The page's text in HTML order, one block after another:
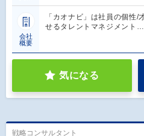
会社
概要
「カオナビ」は社員の個性/
せるタレントマネジメント…
気になる
戦略コンサルタント